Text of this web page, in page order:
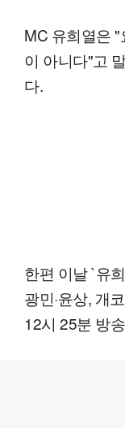
MC 유희열은
이 아니다"고
다.
한편 이날 `유
광민·윤상, 개
12시 25분 방